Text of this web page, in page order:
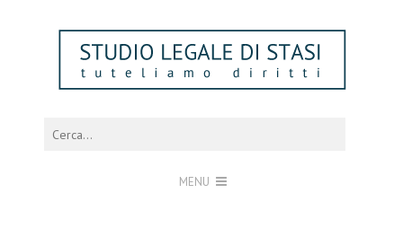
MENU